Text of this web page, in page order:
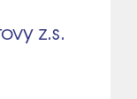
z.s.